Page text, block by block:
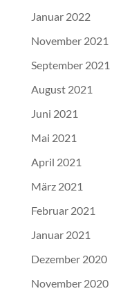
Januar 2022
November 2021
September 2021
August 2021
Juni 2021
Mai 2021
April 2021
März 2021
Februar 2021
Januar 2021
Dezember 2020
November 2020